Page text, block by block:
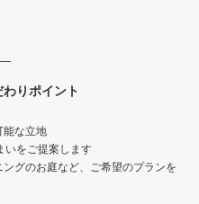
りポイント
能な立地
いをご提案します
グのお庭など、ご希望のプランを